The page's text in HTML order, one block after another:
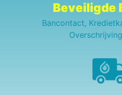
Beveiligde
Bancontact,